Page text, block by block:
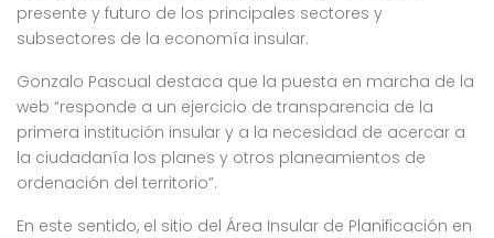
presente y futuro de los principales sectores y
subsectores de la economía insular.
Gonzalo Pascual destaca que la puesta en marcha de la
web “responde a un ejercicio de transparencia de la
primera institución insular y a la necesidad de acercar a
la ciudadanía los planes y otros planeamientos de
ordenación del territorio”.
En este sentido, el sitio del Área Insular de Planificación en